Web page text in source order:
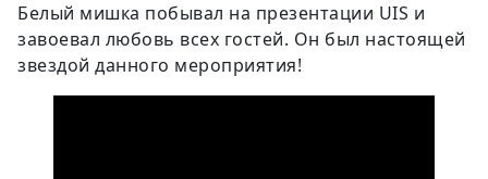
Белый мишка побывал на презентации UIS и
завоевал любовь всех гостей. Он был настоящей
звездой данного мероприятия!